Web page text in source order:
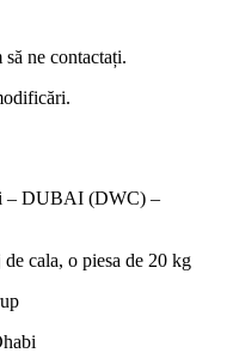
ne contactați.
– DUBAI (DWC) –
cala, o piesa de 20 kg